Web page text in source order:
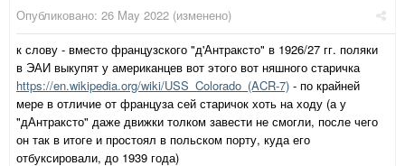
Опубликовано: 26 May 2022 (изменено)
к слову - вместо французского "д'Антраксто" в 1926/27 гг. поляки
в ЭАИ выкупят у американцев вот этого вот няшного старичка
https://en.wikipedia.org/wiki/USS_Colorado_(ACR-7) - по крайней
мере в отличие от француза сей старичок хоть на ходу (а у
"дАнтраксто" даже движки толком завести не смогли, после чего
он так в итоге и простоял в польском порту, куда его
отбуксировали, до 1939 года)